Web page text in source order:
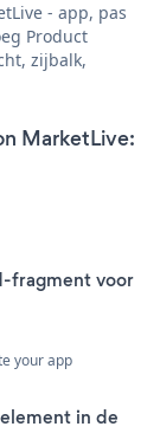
- app, pas
Product
zijbalk,
MarketLive:
fragment voor
your app
in de